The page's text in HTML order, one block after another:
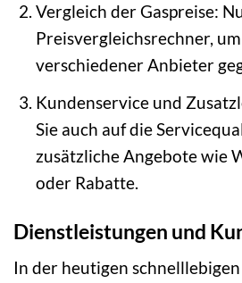
Vergleich der Gaspreise:
Preisvergleichsrechner,
verschiedener Anbieter
Kundenservice und
Sie auch auf die
zusätzliche Angebote wie
oder Rabatte.
Dienstleistungen und
In der heutigen